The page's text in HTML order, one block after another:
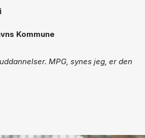
Kommune
MPG, synes jeg, er den